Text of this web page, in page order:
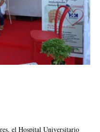
el Hospital Universitario